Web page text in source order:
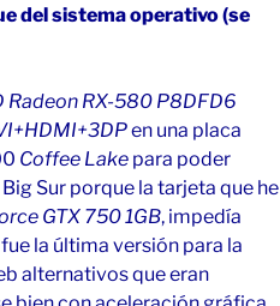
del sistema operativo (se
Radeon RX-580 P8DFD6
en una placa
Coffee Lake para poder
Big Sur porque la tarjeta que he
GTX 750 1GB, impedía
la última versión para la
alternativos que eran